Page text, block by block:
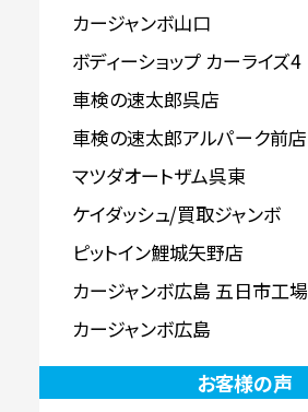
カージャンボ山口
ボディーショップ カーライズ4
車検の速太郎呉店
車検の速太郎アルパーク前店
マツダオートザム呉東
ケイダッシュ/買取ジャンボ
ピットイン鯉城矢野店
カージャンボ広島 五日市工場
カージャンボ広島
お客様の声